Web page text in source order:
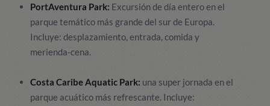
PortAventura Park: Excursión de día entero en el
parque temático más grande del sur de Europa.
Incluye: desplazamiento, entrada, comida y
merienda-cena.
Costa Caribe Aquatic Park: una super jornada en el
parque acuático más refrescante. Incluye: